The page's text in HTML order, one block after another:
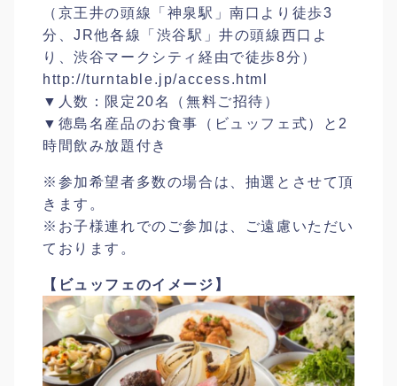
（京王井の頭線「神泉駅」南口より徒歩3
分、JR他各線「渋谷駅」井の頭線西口よ
り、渋谷マークシティ経由で徒歩8分）
http://turntable.jp/access.html
▼人数：限定20名（無料ご招待）
▼徳島名産品のお食事（ビュッフェ式）と2
時間飲み放題付き
※参加希望者多数の場合は、抽選とさせて頂
きます。
※お子様連れでのご参加は、ご遠慮いただい
ております。
【ビュッフェのイメージ】